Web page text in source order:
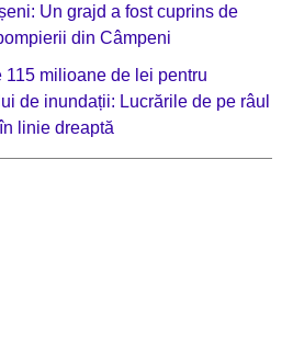
Un grajd a fost cuprins de
din Câmpeni
115 milioane de lei pentru
de inundații: Lucrările de pe râul
linie dreaptă